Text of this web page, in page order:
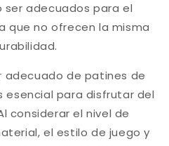
adecuados para el
que no ofrecen la misma
adecuado de patines de
esencial para disfrutar del
considerar el nivel de
el estilo de juego y